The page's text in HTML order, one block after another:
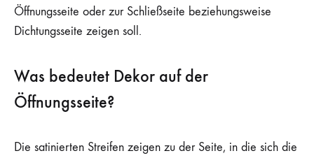
Öffnungsseite oder zur Schließseite beziehungsweise
Dichtungsseite zeigen soll.
Was bedeutet Dekor auf der
Öffnungsseite?
Die satinierten Streifen zeigen zu der Seite, in die sich die